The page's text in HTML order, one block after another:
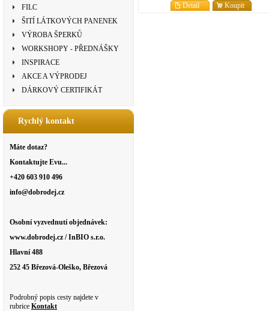
FILC
ŠITÍ LÁTKOVÝCH PANENEK
VÝROBA ŠPERKŮ
WORKSHOPY - PŘEDNÁŠKY
INSPIRACE
AKCE A VÝPRODEJ
DÁRKOVÝ CERTIFIKÁT
Rychlý kontakt
Máte dotaz?
Kontaktujte Evu...
+420 603 910 496
info@dobrodej.cz
Osobní vyzvednutí objednávek:
www.dobrodej.cz / InBIO s.r.o.
Hlavní 488
252 45 Březová-Oleško, Březová
Podrobný popis cesty najdete v
rubrice Kontakt
Koupit
Detail